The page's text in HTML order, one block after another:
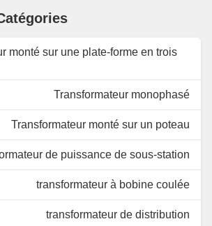
monté sur une plate-forme en trois
Transformateur monophasé
Transformateur monté sur un poteau
de puissance de sous-station
transformateur à bobine coulée
transformateur de distribution